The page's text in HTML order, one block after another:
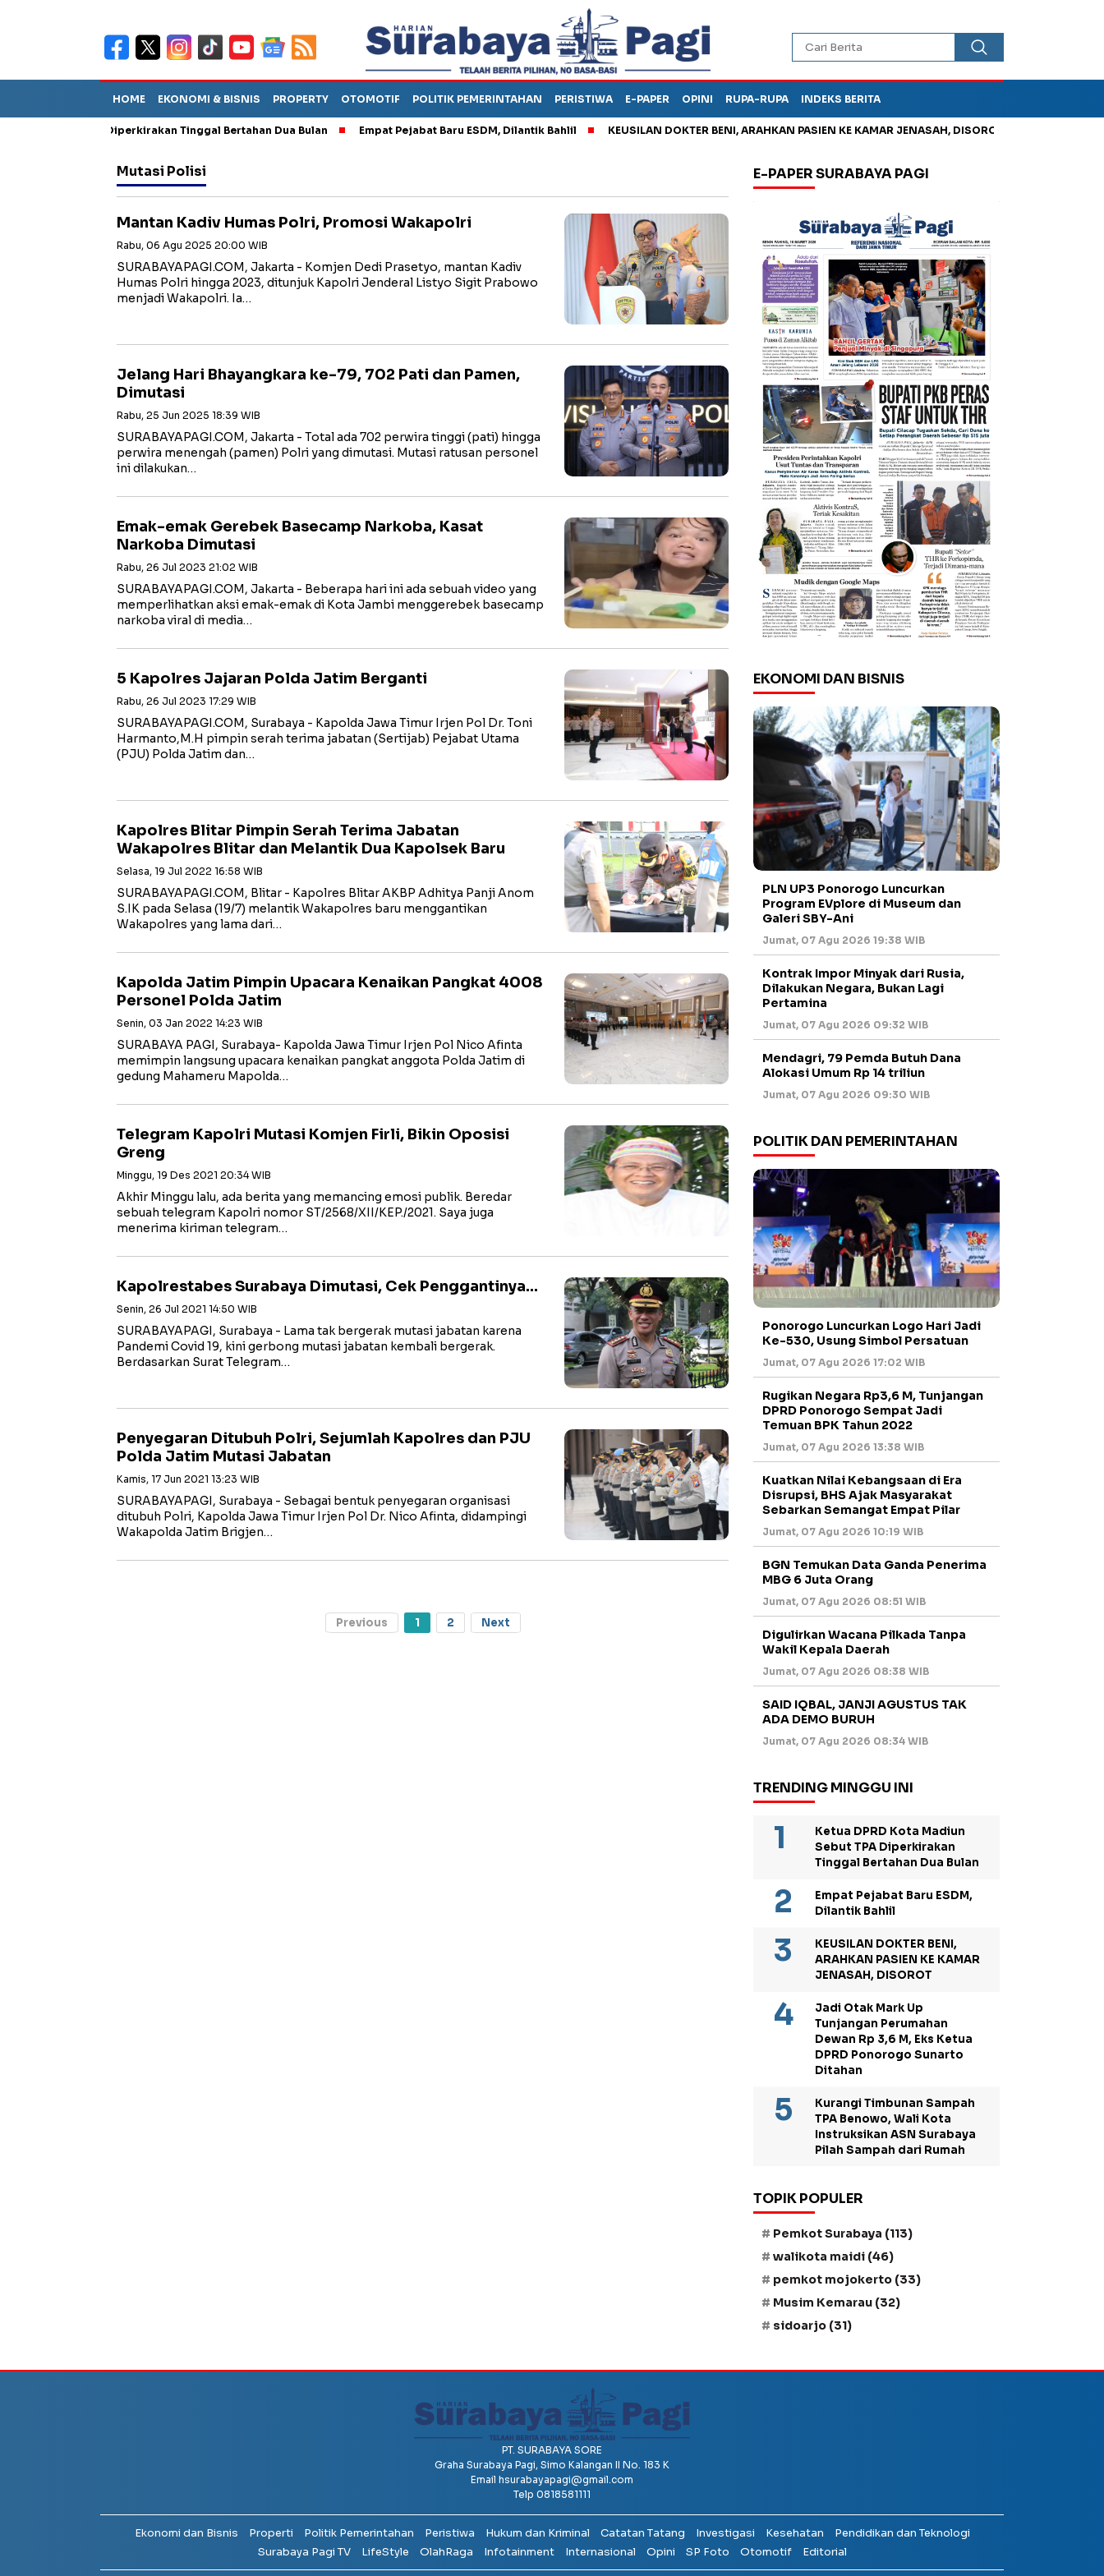
HOME EKONOMI & BISNIS PROPERTY OTOMOTIF POLITIK PEMERINTAHAN PERISTIWA E-PAPER OPINI RUPA-RUPA INDEKS BERITA
Sebut TPA Diperkirakan Tinggal Bertahan Dua Bulan Empat Pejabat Baru ESDM, Dilantik Bahlil KEUSILAN DOKTER BENI, ARAHKAN PASIEN KE KAMAR JENASAH, DISOROT
Mutasi Polisi
Mantan Kadiv Humas Polri, Promosi Wakapolri
Rabu, 06 Agu 2025 20:00 WIB
SURABAYAPAGI.COM, Jakarta - Komjen Dedi Prasetyo, mantan Kadiv
Humas Polri hingga 2023, ditunjuk Kapolri Jenderal Listyo Sigit Prabowo
menjadi Wakapolri. Ia…
Jelang Hari Bhayangkara ke-79, 702 Pati dan Pamen,
Dimutasi
Rabu, 25 Jun 2025 18:39 WIB
SURABAYAPAGI.COM, Jakarta - Total ada 702 perwira tinggi (pati) hingga
perwira menengah (pamen) Polri yang dimutasi. Mutasi ratusan personel
ini dilakukan…
Emak-emak Gerebek Basecamp Narkoba, Kasat
Narkoba Dimutasi
Rabu, 26 Jul 2023 21:02 WIB
SURABAYAPAGI.COM, Jakarta - Beberapa hari ini ada sebuah video yang
memperlihatkan aksi emak-emak di Kota Jambi menggerebek basecamp
narkoba viral di media…
5 Kapolres Jajaran Polda Jatim Berganti
Rabu, 26 Jul 2023 17:29 WIB
SURABAYAPAGI.COM, Surabaya - Kapolda Jawa Timur Irjen Pol Dr. Toni
Harmanto,M.H pimpin serah terima jabatan (Sertijab) Pejabat Utama
(PJU) Polda Jatim dan…
Kapolres Blitar Pimpin Serah Terima Jabatan
Wakapolres Blitar dan Melantik Dua Kapolsek Baru
Selasa, 19 Jul 2022 16:58 WIB
SURABAYAPAGI.COM, Blitar - Kapolres Blitar AKBP Adhitya Panji Anom
S.IK pada Selasa (19/7) melantik Wakapolres baru menggantikan
Wakapolres yang lama dari…
Kapolda Jatim Pimpin Upacara Kenaikan Pangkat 4008
Personel Polda Jatim
Senin, 03 Jan 2022 14:23 WIB
SURABAYA PAGI, Surabaya- Kapolda Jawa Timur Irjen Pol Nico Afinta
memimpin langsung upacara kenaikan pangkat anggota Polda Jatim di
gedung Mahameru Mapolda…
Telegram Kapolri Mutasi Komjen Firli, Bikin Oposisi
Greng
Minggu, 19 Des 2021 20:34 WIB
Akhir Minggu lalu, ada berita yang memancing emosi publik. Beredar
sebuah telegram Kapolri nomor ST/2568/XII/KEP./2021. Saya juga
menerima kiriman telegram…
Kapolrestabes Surabaya Dimutasi, Cek Penggantinya...
Senin, 26 Jul 2021 14:50 WIB
SURABAYAPAGI, Surabaya - Lama tak bergerak mutasi jabatan karena
Pandemi Covid 19, kini gerbong mutasi jabatan kembali bergerak.
Berdasarkan Surat Telegram…
Penyegaran Ditubuh Polri, Sejumlah Kapolres dan PJU
Polda Jatim Mutasi Jabatan
Kamis, 17 Jun 2021 13:23 WIB
SURABAYAPAGI, Surabaya - Sebagai bentuk penyegaran organisasi
ditubuh Polri, Kapolda Jawa Timur Irjen Pol Dr. Nico Afinta, didampingi
Wakapolda Jatim Brigjen…
Previous 1 2 Next
E-PAPER SURABAYA PAGI
EKONOMI DAN BISNIS
PLN UP3 Ponorogo Luncurkan
Program EVplore di Museum dan
Galeri SBY-Ani
Jumat, 07 Agu 2026 19:38 WIB
Kontrak Impor Minyak dari Rusia,
Dilakukan Negara, Bukan Lagi
Pertamina
Jumat, 07 Agu 2026 09:32 WIB
Mendagri, 79 Pemda Butuh Dana
Alokasi Umum Rp 14 triliun
Jumat, 07 Agu 2026 09:30 WIB
POLITIK DAN PEMERINTAHAN
Ponorogo Luncurkan Logo Hari Jadi
Ke-530, Usung Simbol Persatuan
Jumat, 07 Agu 2026 17:02 WIB
Rugikan Negara Rp3,6 M, Tunjangan
DPRD Ponorogo Sempat Jadi
Temuan BPK Tahun 2022
Jumat, 07 Agu 2026 13:38 WIB
Kuatkan Nilai Kebangsaan di Era
Disrupsi, BHS Ajak Masyarakat
Sebarkan Semangat Empat Pilar
Jumat, 07 Agu 2026 10:19 WIB
BGN Temukan Data Ganda Penerima
MBG 6 Juta Orang
Jumat, 07 Agu 2026 08:51 WIB
Digulirkan Wacana Pilkada Tanpa
Wakil Kepala Daerah
Jumat, 07 Agu 2026 08:38 WIB
SAID IQBAL, JANJI AGUSTUS TAK
ADA DEMO BURUH
Jumat, 07 Agu 2026 08:34 WIB
TRENDING MINGGU INI
Ketua DPRD Kota Madiun
Sebut TPA Diperkirakan
Tinggal Bertahan Dua Bulan
Empat Pejabat Baru ESDM,
Dilantik Bahlil
KEUSILAN DOKTER BENI,
ARAHKAN PASIEN KE KAMAR
JENASAH, DISOROT
Jadi Otak Mark Up
Tunjangan Perumahan
Dewan Rp 3,6 M, Eks Ketua
DPRD Ponorogo Sunarto
Ditahan
Kurangi Timbunan Sampah
TPA Benowo, Wali Kota
Instruksikan ASN Surabaya
Pilah Sampah dari Rumah
TOPIK POPULER
Pemkot Surabaya (113)
walikota maidi (46)
pemkot mojokerto (33)
Musim Kemarau (32)
sidoarjo (31)
PT. SURABAYA SORE
Graha Surabaya Pagi, Simo Kalangan II No. 183 K
Email hsurabayapagi@gmail.com
Telp 0818581111
Ekonomi dan Bisnis Properti Politik Pemerintahan Peristiwa Hukum dan Kriminal Catatan Tatang Investigasi Kesehatan
Pendidikan dan Teknologi
Surabaya Pagi TV
LifeStyle OlahRaga Infotainment Internasional Opini SP Foto Otomotif Editorial